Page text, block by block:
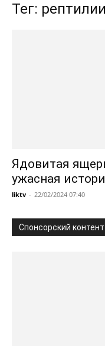
Тег: рептилии
Ядовитая
ужасная
liktv - 22/02/2024 07:40
Спонсорский контент